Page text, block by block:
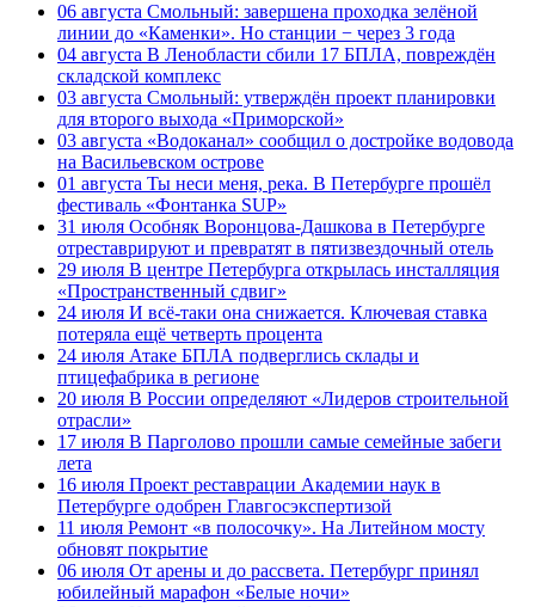
06 августа Смольный: завершена проходка зелёной
линии до «Каменки». Но станции − через 3 года
04 августа В Ленобласти сбили 17 БПЛА, повреждён
складской комплекс
03 августа Смольный: утверждён проект планировки
для второго выхода «Приморской»
03 августа «Водоканал» сообщил о достройке водовода
на Васильевском острове
01 августа Ты неси меня, река. В Петербурге прошёл
фестиваль «Фонтанка SUP»
31 июля Особняк Воронцова-Дашкова в Петербурге
отреставрируют и превратят в пятизвездочный отель
29 июля В центре Петербурга открылась инсталляция
«Пространственный сдвиг»
24 июля И всё-таки она снижается. Ключевая ставка
потеряла ещё четверть процента
24 июля Атаке БПЛА подверглись склады и
птицефабрика в регионе
20 июля В России определяют «Лидеров строительной
отрасли»
17 июля В Парголово прошли самые семейные забеги
лета
16 июля Проект реставрации Академии наук в
Петербурге одобрен Главгосэкспертизой
11 июля Ремонт «в полосочку». На Литейном мосту
обновят покрытие
06 июля От арены и до рассвета. Петербург принял
юбилейный марафон «Белые ночи»